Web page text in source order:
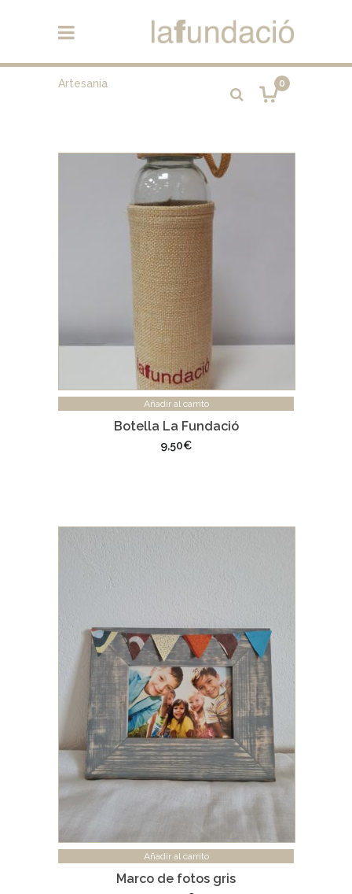
0
Artesanía
Añadir al carrito
Botella La Fundació
9,50€
Añadir al carrito
Marco de fotos gris